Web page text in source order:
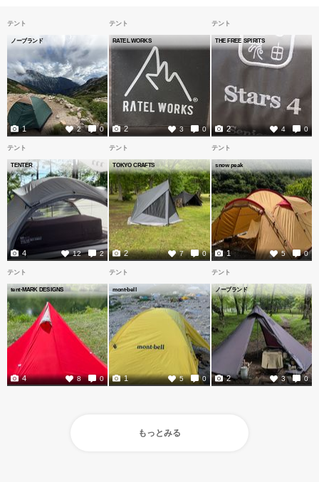
テント
ノーブランド
2 0
1
テント
RATEL WORKS
3 0
2
テント
THE FREE SPIRITS
4 0
2
テント
TENTER
12 2
4
テント
TOKYO CRAFTS
7 0
2
テント
snow peak
5 0
1
テント
tent-MARK DESIGNS
8 0
4
テント
mont-bell
5 0
1
テント
ノーブランド
3 0
2
もっとみる